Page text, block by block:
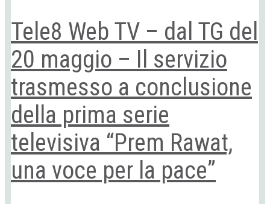
Tele8 Web TV – dal TG del
20 maggio – Il servizio
trasmesso a conclusione
della prima serie
televisiva “Prem Rawat,
una voce per la pace”